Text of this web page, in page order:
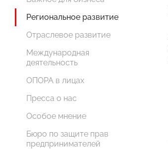
Региональное развитие
Отраслевое развитие
Международная
деятельность
ОПОРА в лицах
Пресса о нас
Особое мнение
Бюро по защите прав
предпринимателей